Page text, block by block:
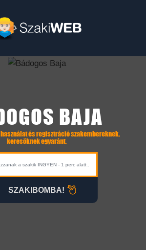
BAJA
és regisztráció szakembereknek,
keresőknek egyaránt.
SZAKIBOMBA!